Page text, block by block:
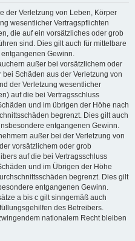
der Verletzung von Leben, Körper
wesentlicher Vertragspflichten
die auf ein vorsätzliches oder grob
sind. Dies gilt auch für mittelbare
Gewinn.
außer bei vorsätzlichem oder
Schäden aus der Verletzung von
der Verletzung wesentlicher
auf die bei Vertragsschluss
und im übrigen der Höhe nach
begrenzt. Dies gilt auch
entgangenen Gewinn.
außer bei der Verletzung von
vorsätzlichem oder grob
auf die bei Vertragsschluss
und im Übrigen der Höhe
begrenzt. Dies gilt
entgangenen Gewinn.
a bis c gilt sinngemäß auch
des Betreibers.
nationalem Recht bleiben